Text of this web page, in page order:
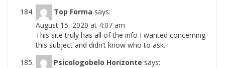
Top Forma says:
August 15, 2020 at 4:07 am
This site truly has all of the info I wanted concerning
this subject and didn’t know who to ask.
Psicologobelo Horizonte says: